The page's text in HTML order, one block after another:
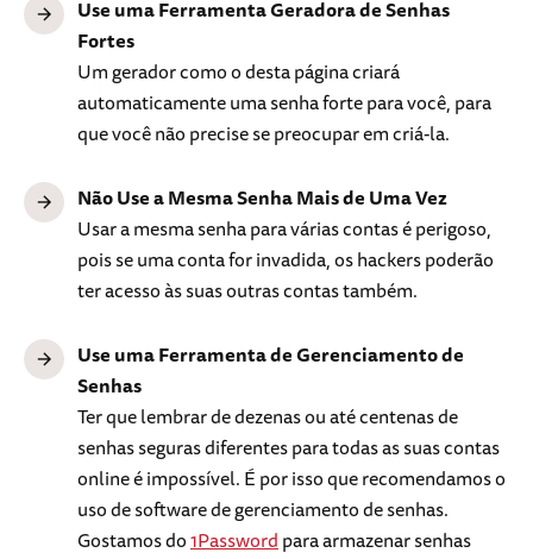
Use uma Ferramenta Geradora de Senhas
Fortes
Um gerador como o desta página criará
automaticamente uma senha forte para você, para
que você não precise se preocupar em criá-la.
Não Use a Mesma Senha Mais de Uma Vez
Usar a mesma senha para várias contas é perigoso,
pois se uma conta for invadida, os hackers poderão
ter acesso às suas outras contas também.
Use uma Ferramenta de Gerenciamento de
Senhas
Ter que lembrar de dezenas ou até centenas de
senhas seguras diferentes para todas as suas contas
online é impossível. É por isso que recomendamos o
uso de software de gerenciamento de senhas.
Gostamos do1Passwordpara armazenar senhas